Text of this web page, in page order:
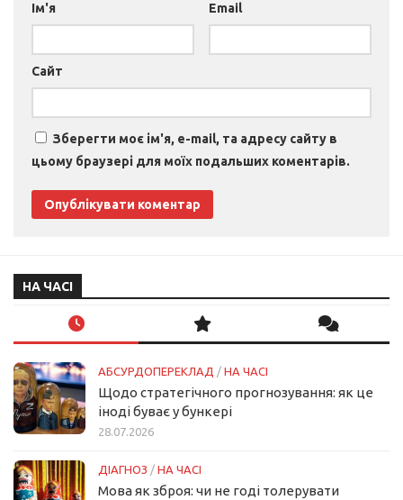
Ім'я Email
Сайт
Зберегти моє ім'я, e-mail, та адресу сайту в
цьому браузері для моїх подальших коментарів.
НА ЧАСІ
АБСУРДОПЕРЕКЛАД / НА ЧАСІ
Щодо стратегічного прогнозування: як це
іноді буває у бункері
28.07.2026
ДІАГНОЗ / НА ЧАСІ
Мова як зброя: чи не годі толерувати